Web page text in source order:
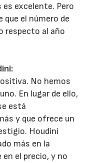
excelente. Pero
que el número de
respecto al año
No hemos
En lugar de ello,
está
y que ofrece un
Houdini
más en la
en el precio, y no